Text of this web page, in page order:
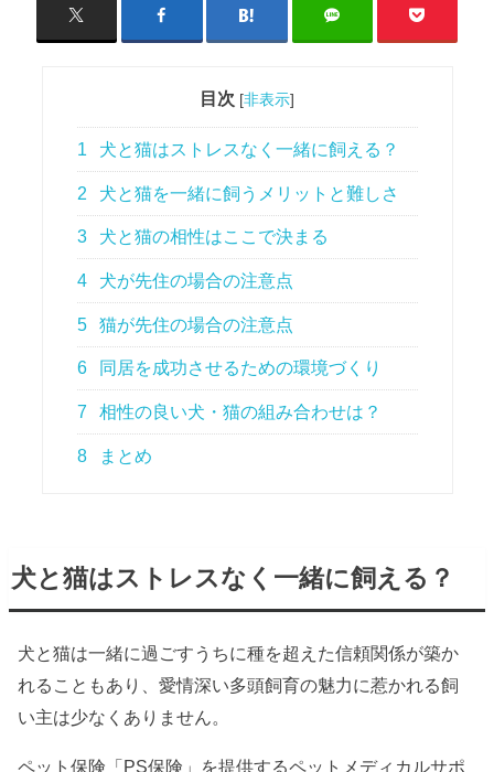
目次 [非表示]
1 犬と猫はストレスなく一緒に飼える？
2 犬と猫を一緒に飼うメリットと難しさ
3 犬と猫の相性はここで決まる
4 犬が先住の場合の注意点
5 猫が先住の場合の注意点
6 同居を成功させるための環境づくり
7 相性の良い犬・猫の組み合わせは？
8 まとめ
犬と猫はストレスなく一緒に飼える？
犬と猫は一緒に過ごすうちに種を超えた信頼関係が築か
れることもあり、愛情深い多頭飼育の魅力に惹かれる飼
い主は少なくありません。
ペット保険「PS保険」を提供するペットメディカルサポ